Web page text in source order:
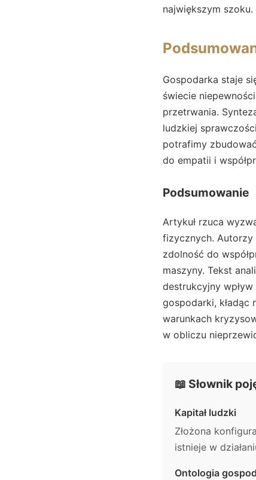
największym szoku.
Gospodarka staje
świecie
przetrwania.
ludzkiej
potrafimy
do empatii i
Podsumowanie
Artykuł rzuca
fizycznych. Autorzy
zdolność do
maszyny. Tekst
destrukcyjny
gospodarki, kładąc
warunkach
w obliczu
📖 Słownik
Kapitał ludzki
Złożona
istnieje w
Ontologia